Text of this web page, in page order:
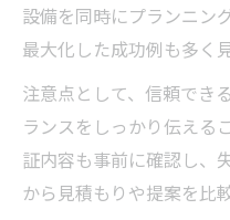
設備を同時にプランニン
最大化した成功例も多く
注意点として、信頼でき
ランスをしっかり伝える
証内容も事前に確認し、
から見積もりや提案を比